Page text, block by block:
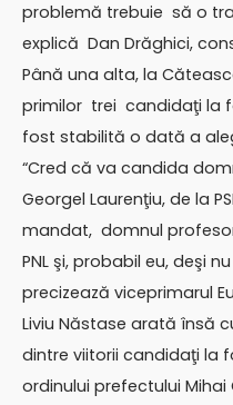
problemă trebuie să o
explică Dan Drăghici,
Până una alta, la
primilor trei candidaţi la
fost stabilită o dată a
“Cred că va candida
Georgel Laurenţiu, de la
mandat, domnul
PNL şi, probabil eu, deşi
precizează viceprimarul
Liviu Năstase arată însă
dintre viitorii candidaţi la
ordinului prefectului